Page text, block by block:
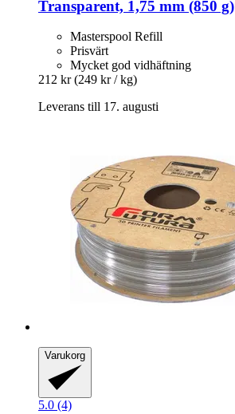
Transparent, 1,75 mm (850 g)
Masterspool Refill
Prisvärt
Mycket god vidhäftning
212 kr (249 kr / kg)
Leverans till 17. augusti
Varukorg
5.0 (4)